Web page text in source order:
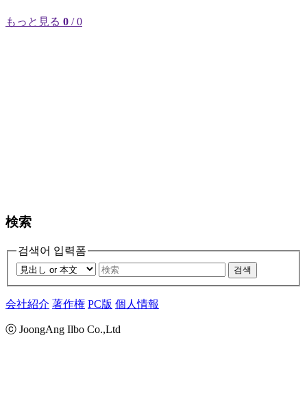
もっと見る 0 / 0
検索
검색어 입력폼
검색
会社紹介 著作権 PC版 個人情報
ⓒ JoongAng Ilbo Co.,Ltd